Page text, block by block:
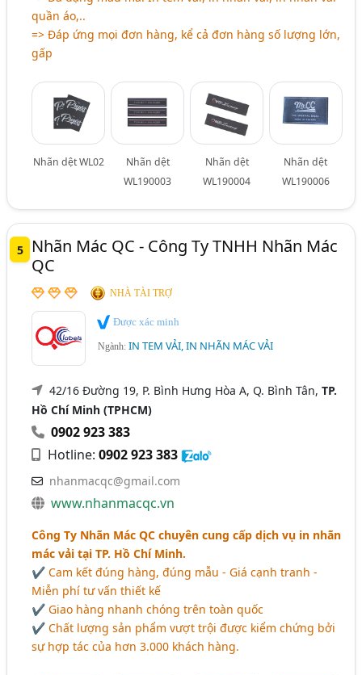
quần áo,..
=> Đáp ứng mọi đơn hàng, kể cả đơn hàng số lượng lớn,
gấp
Nhãn dệt WL02
Nhãn dệt
WL190003
Nhãn dệt
WL190004
Nhãn dệt
WL190006
5
Nhãn Mác QC - Công Ty TNHH Nhãn Mác
QC
NHÀ TÀI TRỢ
Được xác minh
Ngành:IN TEM VẢI, IN NHÃN MÁC VẢI
42/16 Đường 19, P. Bình Hưng Hòa A, Q. Bình Tân,TP.
Hồ Chí Minh (TPHCM)
0902 923 383
Hotline:0902 923 383
nhanmacqc@gmail.com
www.nhanmacqc.vn
Công Ty Nhãn Mác QC chuyên cung cấp dịch vụ in nhãn
mác vải tại TP. Hồ Chí Minh.
✔ Cam kết đúng hàng, đúng mẫu - Giá cạnh tranh -
Miễn phí tư vấn thiết kế
✔ Giao hàng nhanh chóng trên toàn quốc
✔ Chất lượng sản phẩm vượt trội được kiểm chứng bởi
sự hợp tác của hơn 3.000 khách hàng.